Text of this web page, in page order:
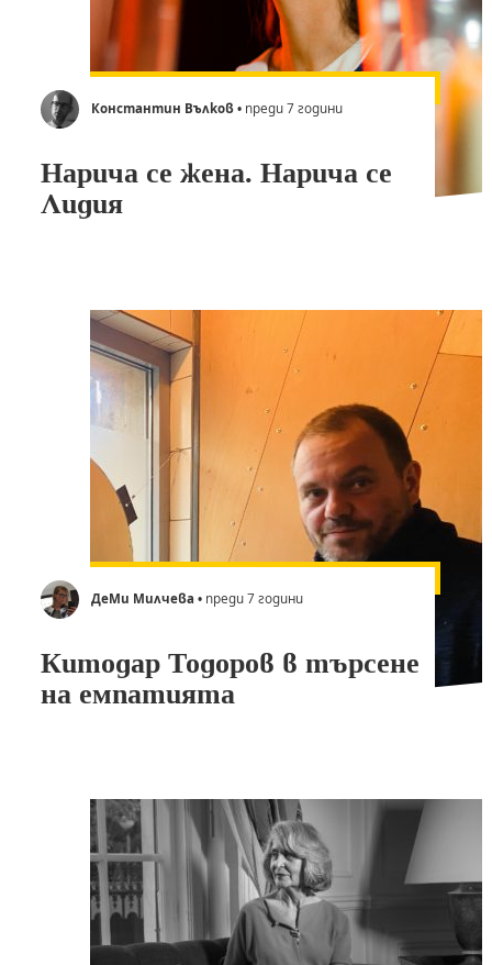
Константин Вълков• преди 7 години
Нарича се жена. Нарича се
Лидия
ДеМи Милчева • преди 7 години
Китодар Тодоров в търсене
на емпатията